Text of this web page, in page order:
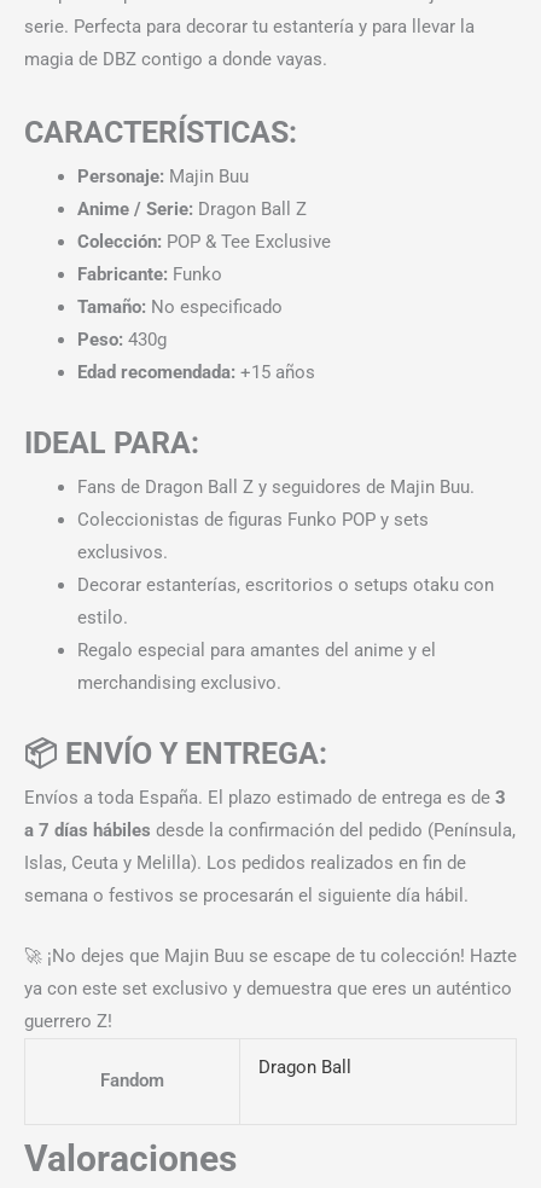
serie. Perfecta para decorar tu estantería y para llevar la
magia de DBZ contigo a donde vayas.
CARACTERÍSTICAS:
Personaje: Majin Buu
Anime / Serie: Dragon Ball Z
Colección: POP & Tee Exclusive
Fabricante: Funko
Tamaño: No especificado
Peso: 430g
Edad recomendada: +15 años
IDEAL PARA:
Fans de Dragon Ball Z y seguidores de Majin Buu.
Coleccionistas de figuras Funko POP y sets
exclusivos.
Decorar estanterías, escritorios o setups otaku con
estilo.
Regalo especial para amantes del anime y el
merchandising exclusivo.
📦 ENVÍO Y ENTREGA:
Envíos a toda España. El plazo estimado de entrega es de 3
a 7 días hábiles desde la confirmación del pedido (Península,
Islas, Ceuta y Melilla). Los pedidos realizados en fin de
semana o festivos se procesarán el siguiente día hábil.
🚀 ¡No dejes que Majin Buu se escape de tu colección! Hazte
ya con este set exclusivo y demuestra que eres un auténtico
guerrero Z!
Fandom
Dragon Ball
Valoraciones